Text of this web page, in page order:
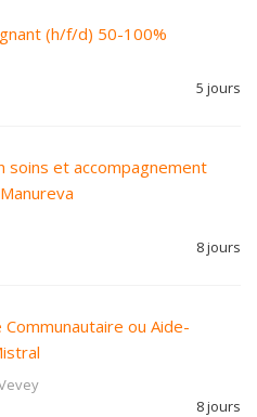
(h/f/d) 50-100%
5 jours
soins et accompagnement
8 jours
ou Aide-
8 jours